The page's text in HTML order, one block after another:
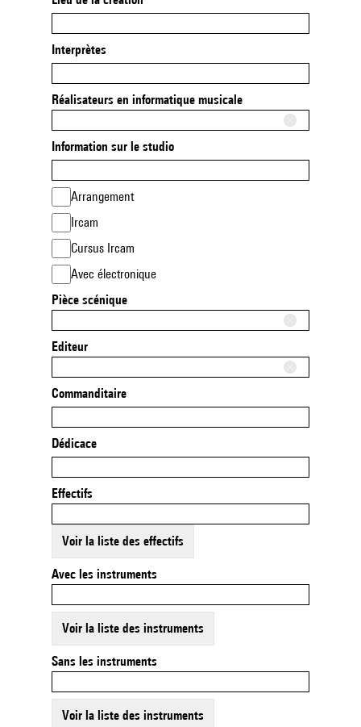
Interprètes
Réalisateurs en informatique musicale
Information sur le studio
Arrangement
Ircam
Cursus Ircam
Avec électronique
Pièce scénique
Editeur
Commanditaire
Dédicace
Effectifs
Voir la liste des effectifs
Avec les instruments
Voir la liste des instruments
Sans les instruments
Voir la liste des instruments